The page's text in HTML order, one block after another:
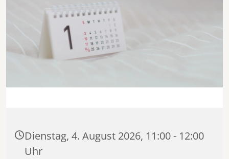
Dienstag, 4. August 2026, 11:00 - 12:00
Uhr